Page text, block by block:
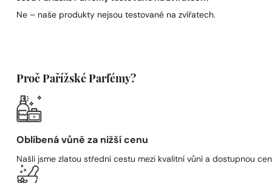
Ne – naše produkty nejsou testované na zvířatech.
Proč Pařížské Parfémy?
Oblíbená vůně za nižší cenu
Našli jsme zlatou střední cestu mezi kvalitní vůní a dostupnou